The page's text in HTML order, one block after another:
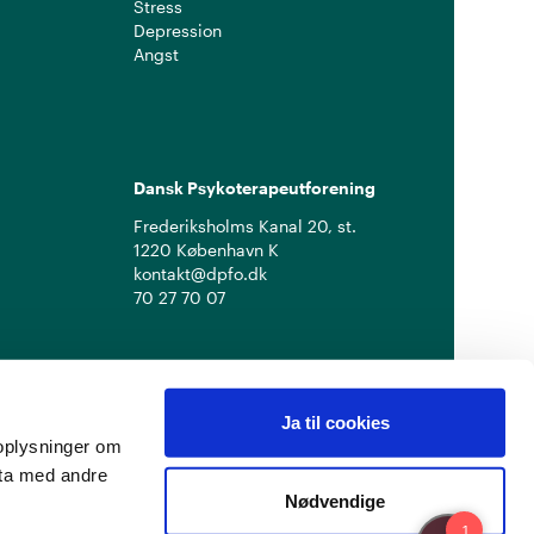
om
med andre
Ja til cookies
Nødvendige
Stress
Depression
Angst
Dansk Psykoterapeutforening
Frederiksholms Kanal 20, st.
1220 København K
kontakt@dpfo.dk
70 27 70 07
Cookiepolitik